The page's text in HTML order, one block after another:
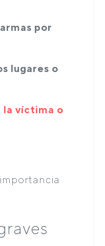
por
lugares o
la víctima o